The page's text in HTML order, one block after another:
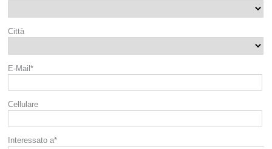
Città
E-Mail*
Cellulare
Interessato a*